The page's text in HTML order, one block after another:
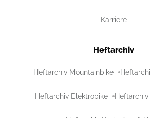
Karriere
Heftarchiv
Heftarchiv Mountainbike
Heftarchiv Elektrobike